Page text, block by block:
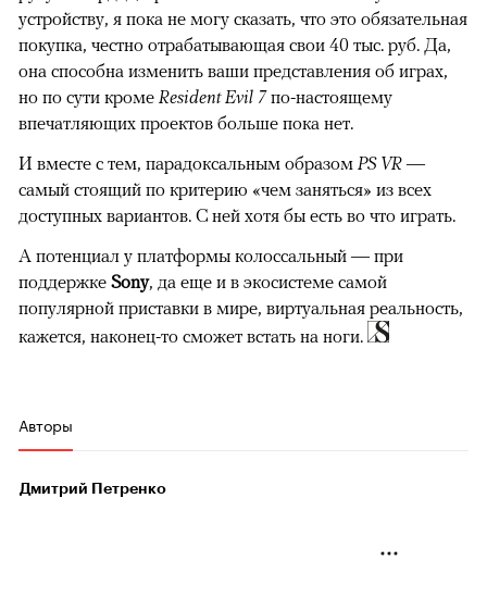
устройству, я пока не могу сказать, что это обязательная
покупка, честно отрабатывающая свои 40 тыс. руб. Да,
она способна изменить ваши представления об играх,
но по сути кроме Resident Evil 7по-настоящему
впечатляющих проектов больше пока нет.
И вместе с тем, парадоксальным образом PS VR —
самый стоящий по критерию «чем заняться» из всех
доступных вариантов. С ней хотя бы есть во что играть.
А потенциал у платформы колоссальный — при
поддержке Sony, да еще и в экосистеме самой
популярной приставки в мире, виртуальная реальность,
кажется, наконец-то сможет встать на ноги.
Авторы
Дмитрий Петренко